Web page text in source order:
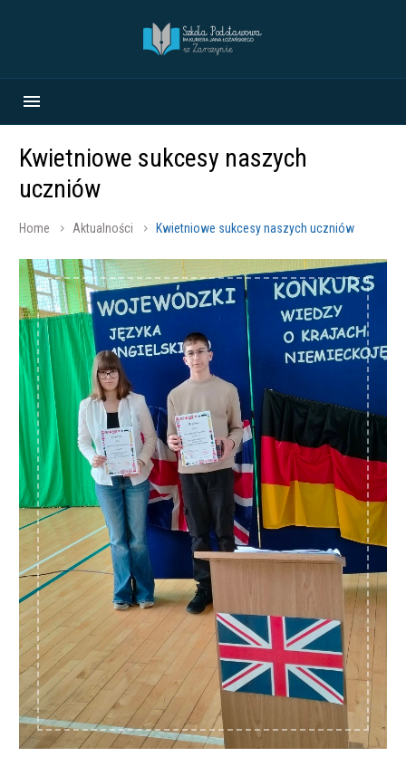
Kwietniowe sukcesy naszych
uczniów
Home Aktualności Kwietniowe sukcesy naszych uczniów